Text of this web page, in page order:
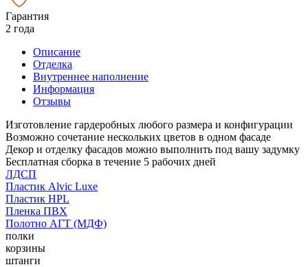
Гарантия
2 года
Описание
Отделка
Внутреннее наполнение
Информация
Отзывы
Изготовление гардеробных любого размера и конфигурации
Возможно сочетание нескольких цветов в одном фасаде
Декор и отделку фасадов можно выполнить под вашу задумку
Бесплатная сборка в течение 5 рабочих дней
ЛДСП
Пластик Alvic Luxe
Пластик HPL
Пленка ПВХ
Полотно АГТ (МДФ)
полки
корзины
штанги